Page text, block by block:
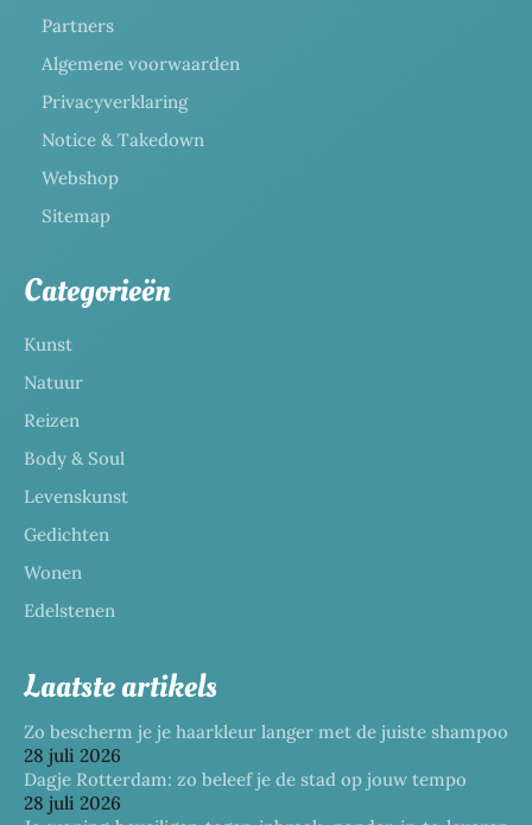
Partners
Algemene voorwaarden
Privacyverklaring
Notice & Takedown
Webshop
Sitemap
Categorieën
Kunst
Natuur
Reizen
Body & Soul
Levenskunst
Gedichten
Wonen
Edelstenen
Laatste artikels
Zo bescherm je je haarkleur langer met de juiste shampoo
28 juli 2026
Dagje Rotterdam: zo beleef je de stad op jouw tempo
28 juli 2026